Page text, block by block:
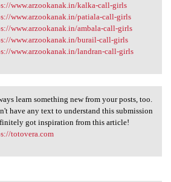
www.arzookanak.in/kalka-call-girls
www.arzookanak.in/patiala-call-girls
www.arzookanak.in/ambala-call-girls
www.arzookanak.in/burail-call-girls
www.arzookanak.in/landran-call-girls
learn something new
learn something new from your posts, too.
have any text to understand this submission
got inspiration from this article!
totovera.com